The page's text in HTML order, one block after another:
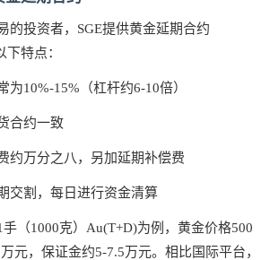
的投资者，SGE提供黄金延期合约
下特点：
为10%-15%（杠杆约6-10倍）
合约一致
约万分之八，另加延期补偿费
交割，每日进行资金清算
（1000克）Au(T+D)为例，黄金价格500
元，保证金约5-7.5万元。相比国际平台，